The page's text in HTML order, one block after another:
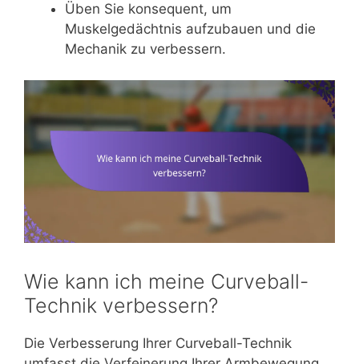
Üben Sie konsequent, um
Muskelgedächtnis aufzubauen und die
Mechanik zu verbessern.
Wie kann ich meine Curveball-
Technik verbessern?
Die Verbesserung Ihrer Curveball-Technik